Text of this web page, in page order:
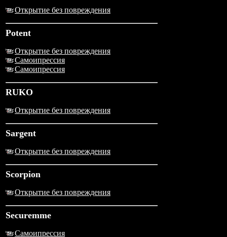
Открытие без повреждения
Potent
Открытие без повреждения
Самоипрессия
Самоипрессия
RUKO
Открытие без повреждения
Sargent
Открытие без повреждения
Scorpion
Открытие без повреждения
Securemme
Самоипрессия